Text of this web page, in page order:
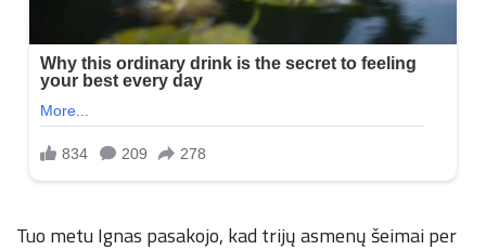
Tuo metu Ignas pasakojo, kad trijų asmenų šeimai per